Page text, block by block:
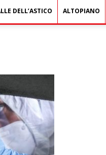
DELL’ASTICO ALTOPIANO